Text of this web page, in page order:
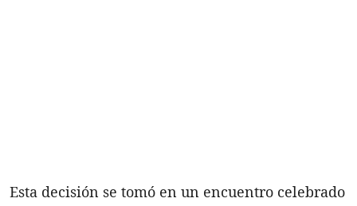
Esta decisión se tomó en un encuentro celebrado